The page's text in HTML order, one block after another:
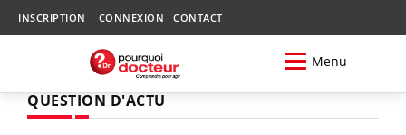
INSCRIPTION CONNEXION CONTACT
Menu
QUESTION D'ACTU